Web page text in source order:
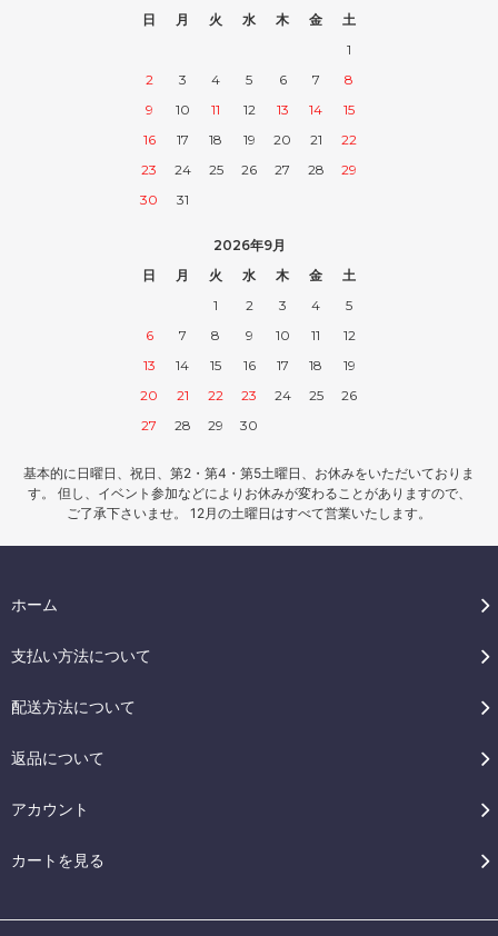
日
月 火 水 木 金
土
1
2
3 4 5 6 7
8
9
10 11 12 13 14
15
16
17 18 19 20 21
22
23
24 25 26 27 28
29
30
31
2026年9月
日
月 火 水 木 金
土
1
2 3 4
5
6
7 8 9 10 11
12
13
14 15 16 17 18
19
20
21 22 23 24 25
26
27
28 29 30
基本的に日曜日、祝日、第2・第4・第5土曜日、お休みをいただいておりま
す。 但し、イベント参加などによりお休みが変わることがありますので、
ご了承下さいませ。 12月の土曜日はすべて営業いたします。
ホーム
支払い方法について
配送方法について
返品について
アカウント
カートを見る